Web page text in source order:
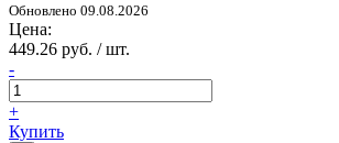
Обновлено 09.08.2026
Цена:
449.26 руб. / шт.
-
+
Купить